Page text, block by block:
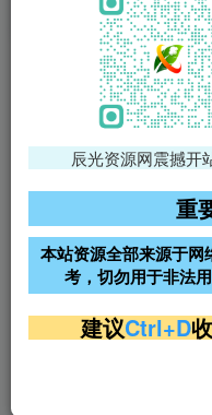
VIP特权介绍
免费领支付宝红包
阿里云2核2G200M服务器
年
超低价文字广告位招租
辰光资源网震撼开
重
本站资源全部来源于网
考，切勿用于非法
建议Ctrl+D